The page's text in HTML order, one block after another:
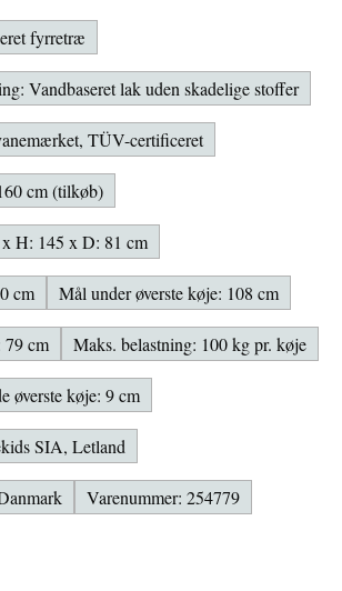
fyrretræ
Vandbaseret lak uden skadelige stoffer
TÜV-certificeret
cm (tilkøb)
H: 145 x D: 81 cm
cm Mål under øverste køje: 108 cm
79 cm Maks. belastning: 100 kg pr. køje
øverste køje: 9 cm
SIA, Letland
Varenummer: 254779